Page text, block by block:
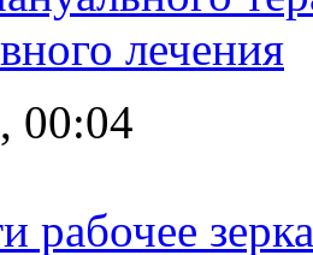
лечения
00:04
рабочее